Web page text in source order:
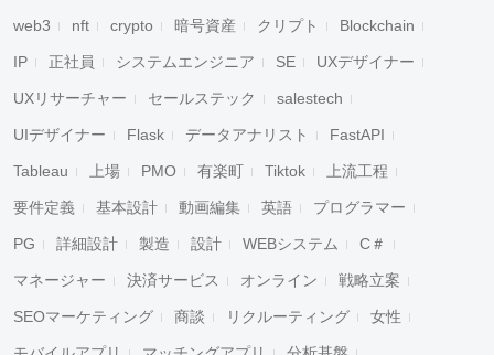
web3 nft crypto 暗号資産 クリプト Blockchain
IP 正社員 システムエンジニア SE UXデザイナー
UXリサーチャー セールステック salestech
UIデザイナー Flask データアナリスト FastAPI
Tableau 上場 PMO 有楽町 Tiktok 上流工程
要件定義 基本設計 動画編集 英語 プログラマー
PG 詳細設計 製造 設計 WEBシステム C＃
マネージャー 決済サービス オンライン 戦略立案
SEOマーケティング 商談 リクルーティング 女性